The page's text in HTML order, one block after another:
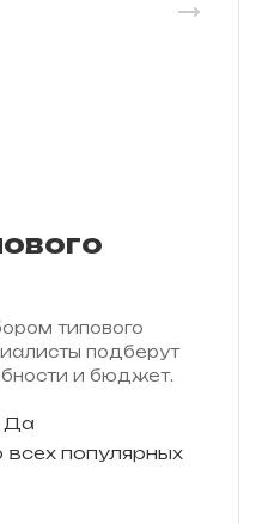
типового
подберут
и бюджет.
Да
всех популярных